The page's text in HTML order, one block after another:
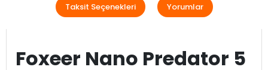
Taksit Seçenekleri Yorumlar
Foxeer Nano Predator 5